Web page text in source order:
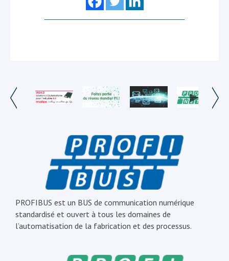
PROFIBUS est un BUS de communication numérique
standardisé et ouvert à tous les domaines de
l’automatisation de la fabrication et des processus.